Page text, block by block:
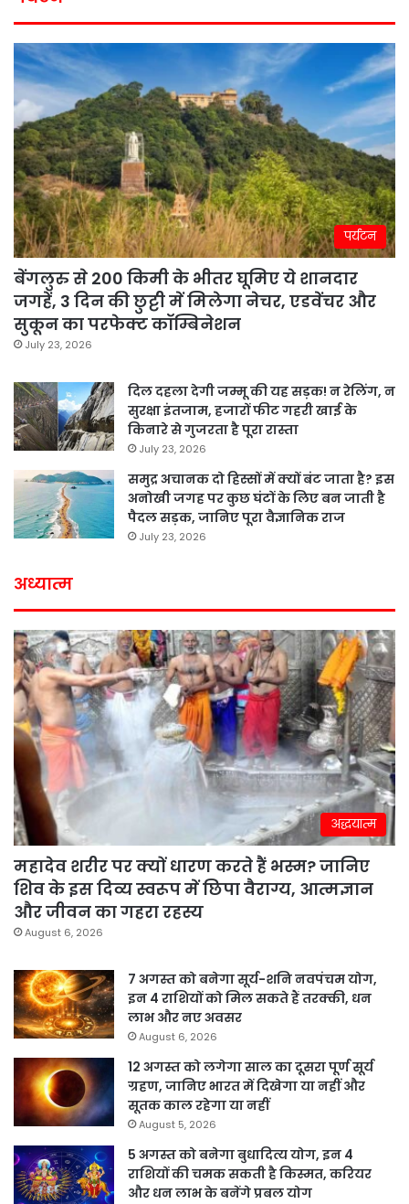
पर्यटन
बेंगलुरु से 200 किमी के भीतर घूमिए ये शानदार
जगहें, 3 दिन की छुट्टी में मिलेगा नेचर, एडवेंचर और
सुकून का परफेक्ट कॉम्बिनेशन
July 23, 2026
दिल दहला देगी जम्मू की यह सड़क! न रेलिंग, न
सुरक्षा इंतजाम, हजारों फीट गहरी खाई के
किनारे से गुजरता है पूरा रास्ता
July 23, 2026
समुद्र अचानक दो हिस्सों में क्यों बंट जाता है? इस
अनोखी जगह पर कुछ घंटों के लिए बन जाती है
पैदल सड़क, जानिए पूरा वैज्ञानिक राज
July 23, 2026
अध्यात्म
अद्धयात्म
महादेव शरीर पर क्यों धारण करते हैं भस्म? जानिए
शिव के इस दिव्य स्वरूप में छिपा वैराग्य, आत्मज्ञान
और जीवन का गहरा रहस्य
August 6, 2026
7 अगस्त को बनेगा सूर्य-शनि नवपंचम योग,
इन 4 राशियों को मिल सकते हैं तरक्की, धन
लाभ और नए अवसर
August 6, 2026
12 अगस्त को लगेगा साल का दूसरा पूर्ण सूर्य
ग्रहण, जानिए भारत में दिखेगा या नहीं और
सूतक काल रहेगा या नहीं
August 5, 2026
5 अगस्त को बनेगा बुधादित्य योग, इन 4
राशियों की चमक सकती है किस्मत, करियर
और धन लाभ के बनेंगे प्रबल योग